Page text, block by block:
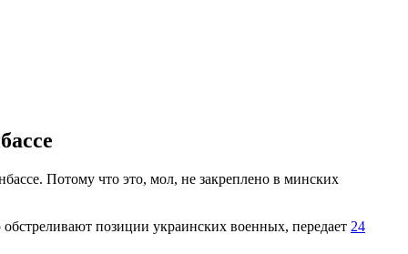
Потому что это, мол, не закреплено в минских
обстреливают позиции украинских военных, передает 24